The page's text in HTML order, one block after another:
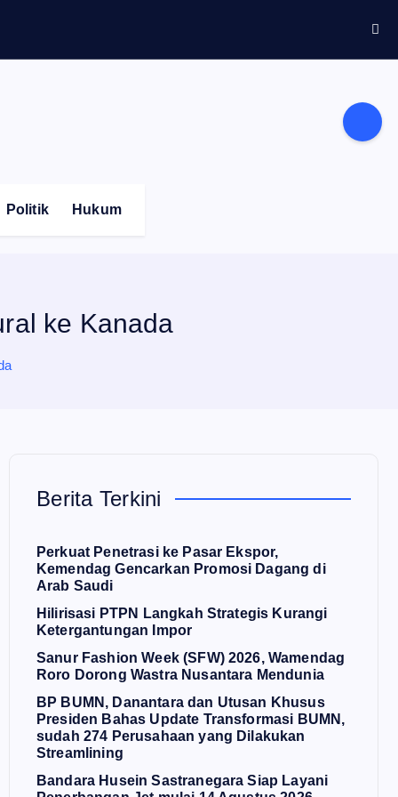
Politik Hukum
ke Kanada
Berita Terkini
Perkuat Penetrasi ke Pasar Ekspor,
Kemendag Gencarkan Promosi Dagang di
Arab Saudi
Hilirisasi PTPN Langkah Strategis Kurangi
Ketergantungan Impor
Sanur Fashion Week (SFW) 2026, Wamendag
Roro Dorong Wastra Nusantara Mendunia
BP BUMN, Danantara dan Utusan Khusus
Presiden Bahas Update Transformasi BUMN,
sudah 274 Perusahaan yang Dilakukan
Streamlining
Bandara Husein Sastranegara Siap Layani